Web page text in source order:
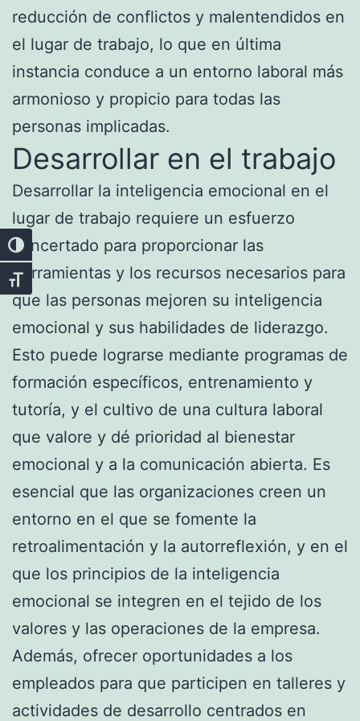
Alternar alto contraste
Alternar tamaño de letra
reducción de conflictos y malentendidos en
el lugar de trabajo, lo que en última
instancia conduce a un entorno laboral más
armonioso y propicio para todas las
personas implicadas.
Desarrollar en el trabajo
Desarrollar la inteligencia emocional en el
lugar de trabajo requiere un esfuerzo
concertado para proporcionar las
herramientas y los recursos necesarios para
que las personas mejoren su inteligencia
emocional y sus habilidades de liderazgo.
Esto puede lograrse mediante programas de
formación específicos, entrenamiento y
tutoría, y el cultivo de una cultura laboral
que valore y dé prioridad al bienestar
emocional y a la comunicación abierta. Es
esencial que las organizaciones creen un
entorno en el que se fomente la
retroalimentación y la autorreflexión, y en el
que los principios de la inteligencia
emocional se integren en el tejido de los
valores y las operaciones de la empresa.
Además, ofrecer oportunidades a los
empleados para que participen en talleres y
actividades de desarrollo centrados en